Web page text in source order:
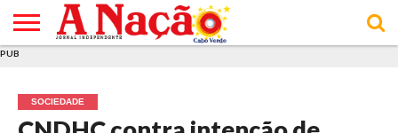
E DE
COOKIES
DE
UTILIZAÇÃO
PUB
SOCIEDADE